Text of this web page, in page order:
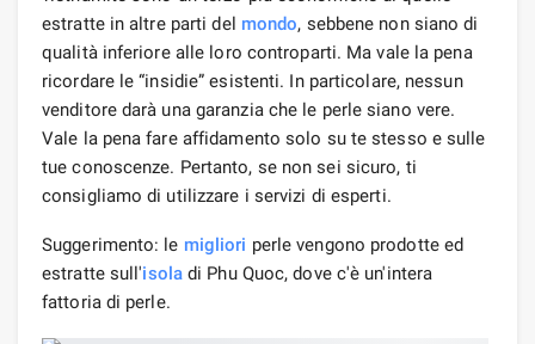
estratte in altre parti del mondo, sebbene non siano di
qualità inferiore alle loro controparti. Ma vale la pena
ricordare le “insidie” esistenti. In particolare, nessun
venditore darà una garanzia che le perle siano vere.
Vale la pena fare affidamento solo su te stesso e sulle
tue conoscenze. Pertanto, se non sei sicuro, ti
consigliamo di utilizzare i servizi di esperti.
Suggerimento: le migliori perle vengono prodotte ed
estratte sull'isoladi Phu Quoc, dove c'è un'intera
fattoria di perle.